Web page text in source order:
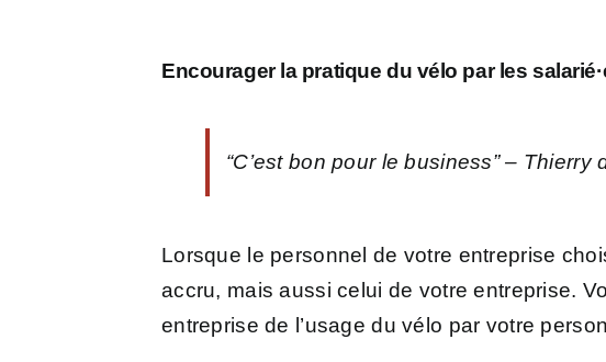
Encourager la pratique du vélo par les
“C’est bon pour le business”– Thierry
Lorsque le personnel de votre entreprise
accru, mais aussi celui de votre entreprise.
entreprise de l’usage du vélo par votre